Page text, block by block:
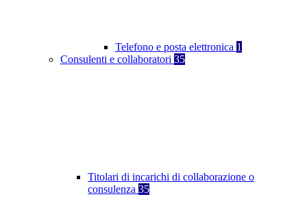
Telefono e posta elettronica 1
Consulenti e collaboratori 35
Titolari di incarichi di collaborazione o
consulenza 35